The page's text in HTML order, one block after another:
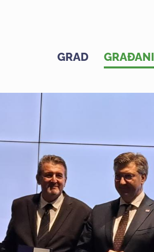
GRAD GRAĐANI